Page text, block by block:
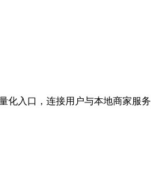
化入口，连接用户与本地商家服务